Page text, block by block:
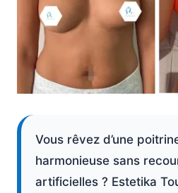
Vous rêvez d’une
harmonieuse sans
artificielles ? Estetika